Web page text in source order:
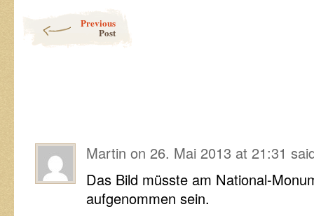
Previous
Post
Martin on 26. Mai 2013 at 21:31
Das Bild müsste am National-
aufgenommen sein.